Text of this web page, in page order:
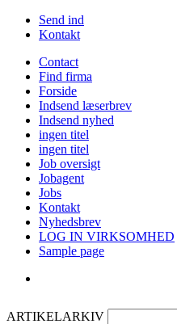
Send ind
Kontakt
Contact
Find firma
Forside
Indsend læserbrev
Indsend nyhed
ingen titel
ingen titel
Job oversigt
Jobagent
Jobs
Kontakt
Nyhedsbrev
LOG IN VIRKSOMHED
Sample page
ARTIKELARKIV